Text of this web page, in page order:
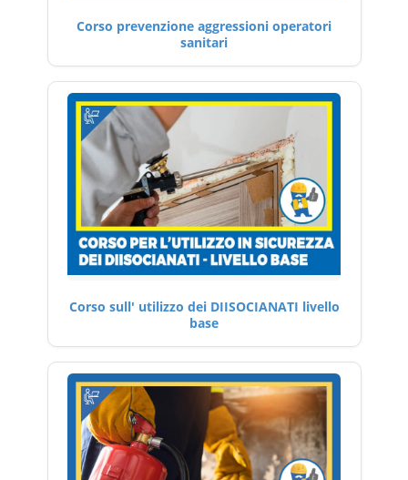
Corso prevenzione aggressioni operatori
sanitari
Corso sull' utilizzo dei DIISOCIANATI livello
base